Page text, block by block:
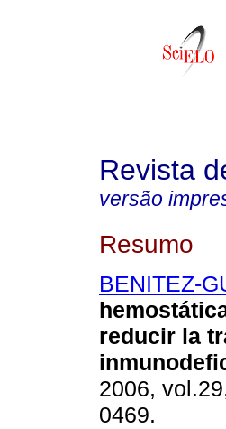
Revista
versão
Resumo
BENITEZ-
reducir la
2006,
0469.